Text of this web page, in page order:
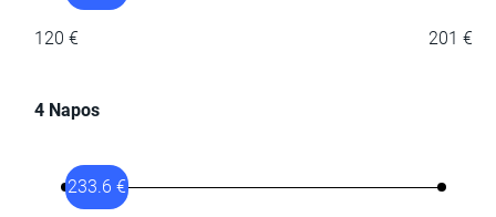
120 € 201 €
4 Napos
233.6 €